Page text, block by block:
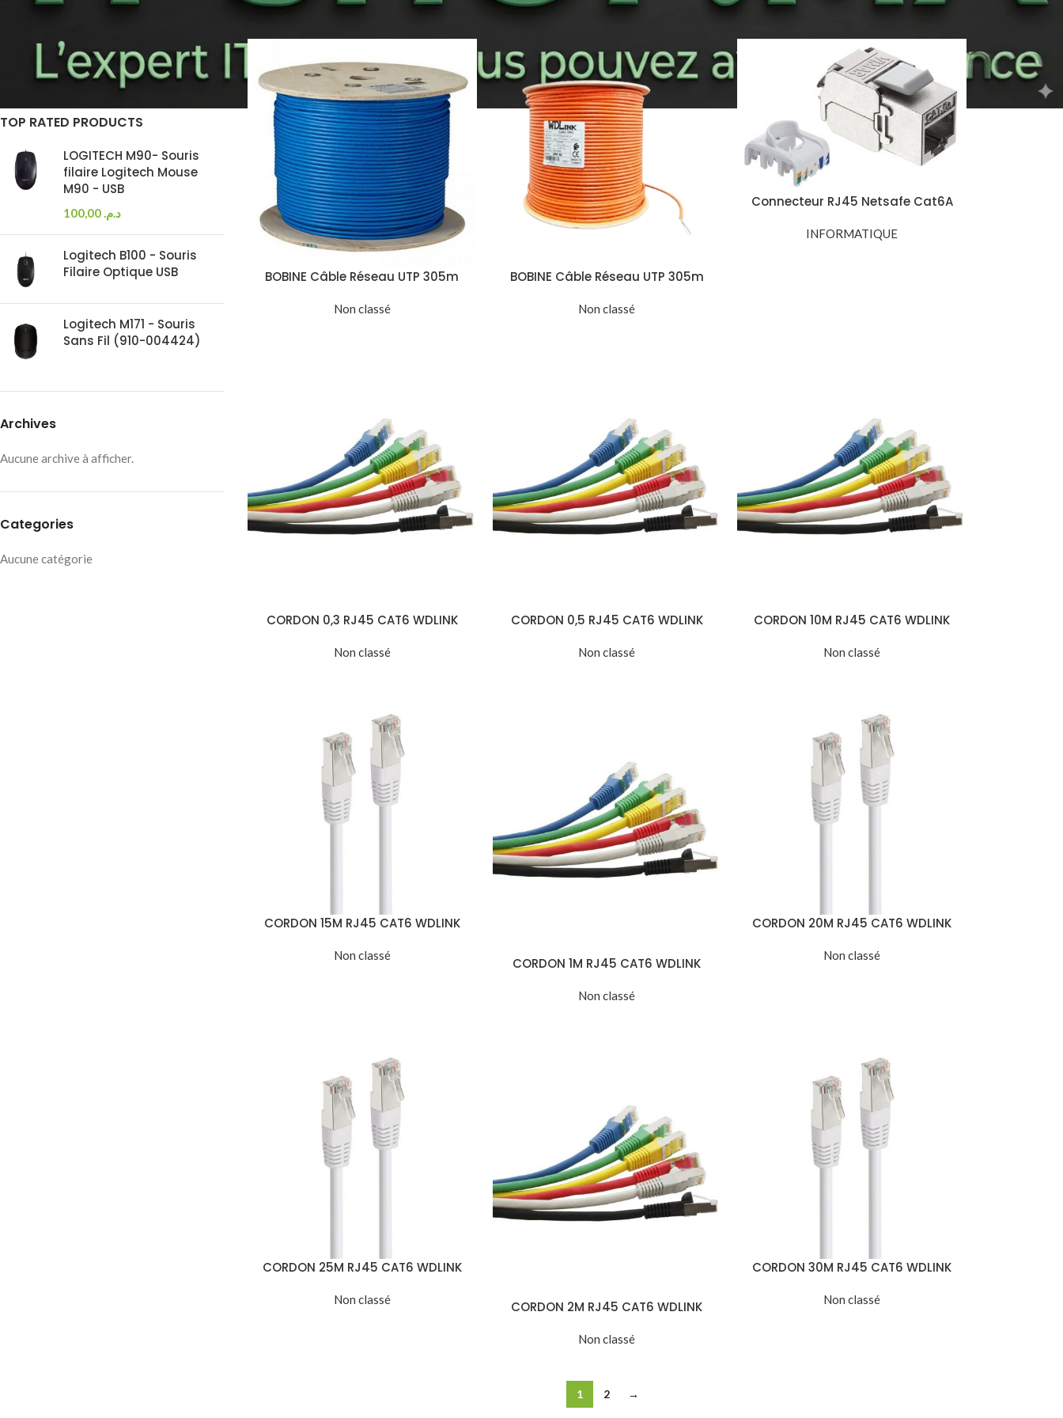
TOP RATED PRODUCTS
LOGITECH M90- Souris
filaire Logitech Mouse
M90 - USB
د.م.
Logitech B100 - Souris
Filaire Optique USB
Logitech M171 - Souris
Sans Fil (910-004424)
Archives
Aucune archive à afficher.
Categories
Aucune catégorie
Accueil Produits identifiés “câble réseau” Show 18 24
BOBINE Câble Réseau UTP 305m
Non classé
BOBINE Câble Réseau UTP 305m
Non classé
Connecteur RJ45 Netsafe Cat6A
INFORMATIQUE
CORDON 0,3 RJ45 CAT6 WDLINK
Non classé
CORDON 0,5 RJ45 CAT6 WDLINK
Non classé
CORDON 10M RJ45 CAT6 WDLINK
Non classé
CORDON 15M RJ45 CAT6 WDLINK
Non classé CORDON 1M RJ45 CAT6 WDLINK
Non classé
CORDON 20M RJ45 CAT6 WDLINK
Non classé
CORDON 25M RJ45 CAT6 WDLINK
Non classé CORDON 2M RJ45 CAT6 WDLINK
Non classé
CORDON 30M RJ45 CAT6 WDLINK
Non classé
1 2 →